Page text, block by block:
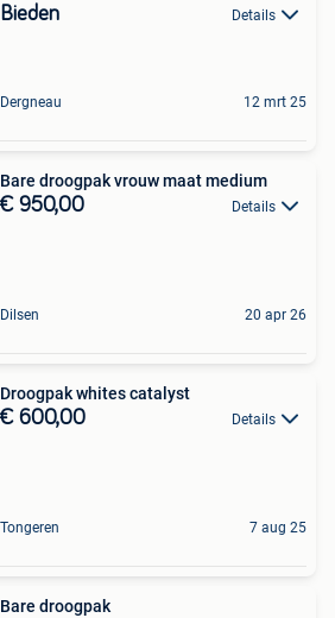
Bieden Details
Dergneau 12 mrt 25
Bare droogpak vrouw maat medium
€ 950,00 Details
Dilsen 20 apr 26
Droogpak whites catalyst
€ 600,00 Details
Tongeren 7 aug 25
Bare droogpak